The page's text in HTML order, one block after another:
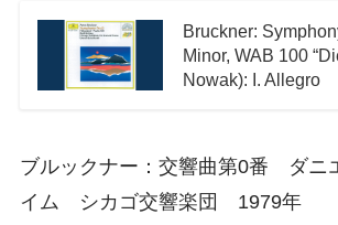
Bruckner:
Minor, WAB 100
Nowak): I. Allegro
ブルックナー：交響曲第0番 ダニ
イム シカゴ交響楽団 1979年